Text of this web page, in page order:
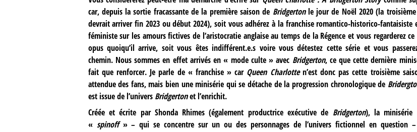
car, depuis la sortie fracassante de la première saison de Bridgertonle jour de Noël 2020 (la troisième
devrait arriver fin 2023 ou début 2024), soit vous adhérez à la franchise romantico-historico-fantaisiste
féministe sur les amours fictives de l’aristocratie anglaise au temps de la Régence et vous regarderez
opus quoiqu’il arrive, soit vous êtes indifférent.e.s voire vous détestez cette série et vous
chemin. Nous sommes en effet arrivés en « mode culte » avec Bridgerton, ce que cette dernière
fait que renforcer. Je parle de « franchise » car Queen Charlotten’est donc pas cette troisième
attendue des fans, mais bien une minisérie qui se détache de la progression chronologique de
est issue de l’univers Bridgertonet l’enrichit.
Créée et écrite par Shonda Rhimes (également productrice exécutive de Bridgerton), la minisérie
« spinoff» – qui se concentre sur un ou des personnages de l’univers fictionnel en question